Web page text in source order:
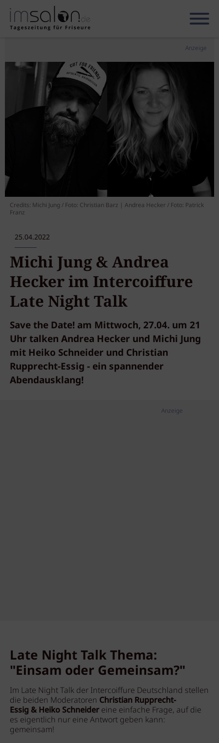
Anzeige
Credits: Michi Jung / Foto: Christian Barz | Andrea Hecker / Foto: Patrick
Franz
25.04.2022
Michi Jung & Andrea
Hecker im Intercoiffure
Late Night Talk
Save the Date! am Mittwoch, 27.04. um 21
Uhr talken Andrea Hecker und Michi Jung
mit Heiko Schneider und Christian
Rupprecht-Essig - ein spannender
Abendausklang!
Anzeige
Late Night Talk Thema:
"Einsam oder Gemeinsam?"
Im Late Night Talk der Intercoiffure Deutschland stellen
die beiden Moderatoren Christian Rupprecht-
Essig & Heiko Schneider eine einfache Frage, auf die
es eigentlich nur eine Antwort geben kann:
gemeinsam!